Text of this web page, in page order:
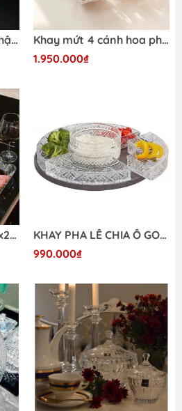
Khay pha lê mài chữ nhật BOHEMIA 40 x 17cm
Khay mứt 4 cánh hoa pha lê mài Bohemia đường kính 35cm
1.950.000₫
Khay pha lê Dublin 40x26cm
KHAY PHA LÊ CHIA Ô GODINGER DUBLIN
990.000₫